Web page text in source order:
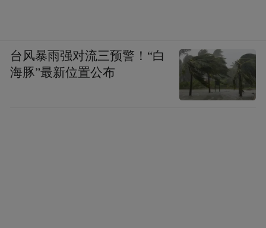
台风暴雨强对流三预警！“白
海豚”最新位置公布